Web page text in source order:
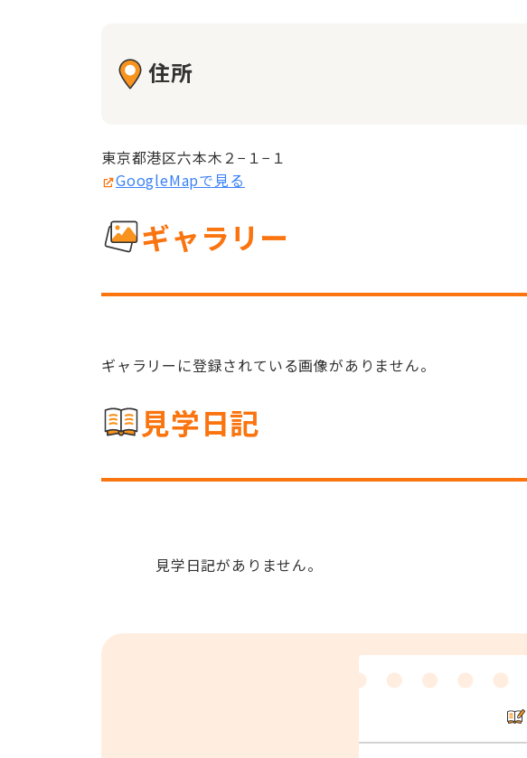
住所
東京都港区六本木２−１−１
GoogleMapで見る
ギャラリー
ギャラリーに登録されている画像がありません。
見学日記
見学日記がありません。